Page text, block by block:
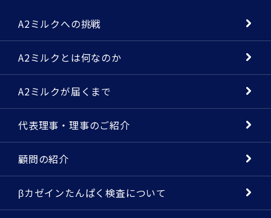
A2ミルクへの挑戦
A2ミルクとは何なのか
A2ミルクが届くまで
代表理事・理事のご紹介
顧問の紹介
βカゼインたんぱく検査について